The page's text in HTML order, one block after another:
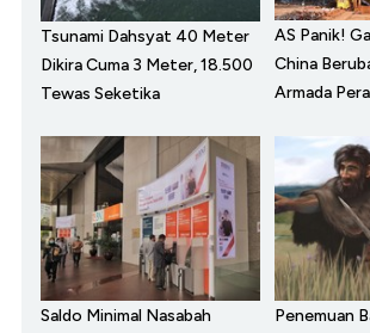
Tsunami Dahsyat 40 Meter
Dikira Cuma 3 Meter, 18.500
Tewas Seketika
AS Panik!
China
Armada
Saldo Minimal Nasabah
Penemuan